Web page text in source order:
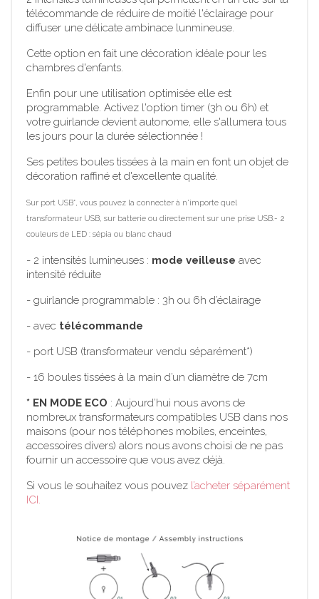
télécommande de réduire de moitié l'éclairage pour
diffuser une délicate ambinace lunmineuse.
Cette option en fait une décoration idéale pour les
chambres d'enfants.
Enfin pour une utilisation optimisée elle est
programmable. Activez l'option timer (3h ou 6h) et
votre guirlande devient autonome, elle s'allumera tous
les jours pour la durée sélectionnée !
Ses petites boules tissées à la main en font un objet de
décoration raffiné et d'excellente qualité.
Sur port USB*, vous pouvez la connecter à n'importe quel
transformateur USB, sur batterie ou directement sur une prise USB.- 2
couleurs de LED : sépia ou blanc chaud
- 2 intensités lumineuses : mode veilleuse avec
intensité réduite
- guirlande programmable : 3h ou 6h d’éclairage
- avec télécommande
- port USB (transformateur vendu séparément*)
- 16 boules tissées à la main d’un diamètre de 7cm
* EN MODE ECO : Aujourd’hui nous avons de
nombreux transformateurs compatibles USB dans nos
maisons (pour nos téléphones mobiles, enceintes,
accessoires divers) alors nous avons choisi de ne pas
fournir un accessoire que vous avez déjà.
Si vous le souhaitez vous pouvez l’acheter séparément
ICI.